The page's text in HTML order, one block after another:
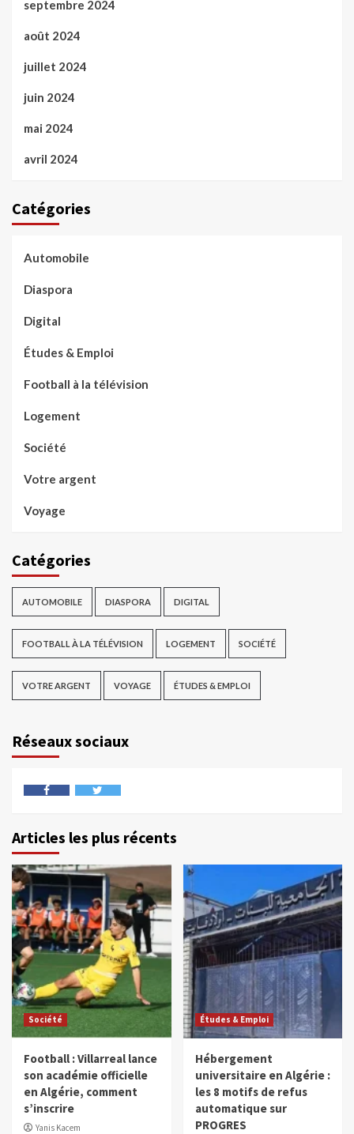
septembre 2024
août 2024
juillet 2024
juin 2024
mai 2024
avril 2024
Catégories
Automobile
Diaspora
Digital
Études & Emploi
Football à la télévision
Logement
Société
Votre argent
Voyage
Catégories
AUTOMOBILE DIASPORA DIGITAL
FOOTBALL À LA TÉLÉVISION LOGEMENT SOCIÉTÉ
VOTRE ARGENT VOYAGE ÉTUDES & EMPLOI
Réseaux sociaux
Articles les plus récents
Société
Football : Villarreal lance
son académie officielle
en Algérie, comment
s’inscrire
Yanis Kacem
Études & Emploi
Hébergement
universitaire en Algérie :
les 8 motifs de refus
automatique sur
PROGRES